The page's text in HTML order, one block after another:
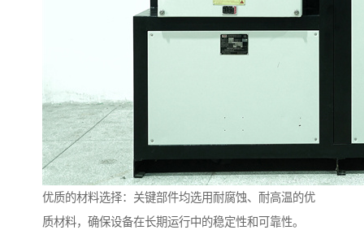
优质的材料选择：关键部件均选用耐腐蚀、耐高温的优
质材料，确保设备在长期运行中的稳定性和可靠性。